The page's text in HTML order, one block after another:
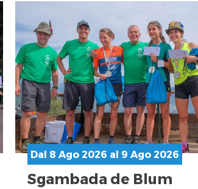
Dal 8 Ago 2026 al 9 Ago 2026
Sgambada de Blum